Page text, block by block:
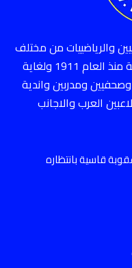
والرياضييات من مختلف
الاعمار والألعاب ممن مارسوا اللعبة منذ العام 1911 ولغاية
ومدربين واندية
العرب والاجانب
قاسية بانتظاره